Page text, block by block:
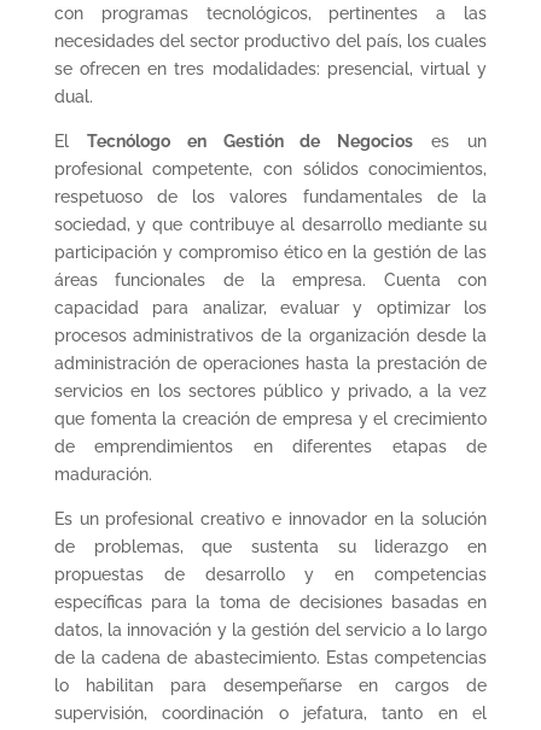
con programas tecnológicos, pertinentes a las
necesidades del sector productivo del país, los cuales
se ofrecen en tres modalidades: presencial, virtual y
dual.
El Tecnólogo en Gestión de Negocios es un
profesional competente, con sólidos conocimientos,
respetuoso de los valores fundamentales de la
sociedad, y que contribuye al desarrollo mediante su
participación y compromiso ético en la gestión de las
áreas funcionales de la empresa. Cuenta con
capacidad para analizar, evaluar y optimizar los
procesos administrativos de la organización desde la
administración de operaciones hasta la prestación de
servicios en los sectores público y privado, a la vez
que fomenta la creación de empresa y el crecimiento
de emprendimientos en diferentes etapas de
maduración.
Es un profesional creativo e innovador en la solución
de problemas, que sustenta su liderazgo en
propuestas de desarrollo y en competencias
específicas para la toma de decisiones basadas en
datos, la innovación y la gestión del servicio a lo largo
de la cadena de abastecimiento. Estas competencias
lo habilitan para desempeñarse en cargos de
supervisión, coordinación o jefatura, tanto en el